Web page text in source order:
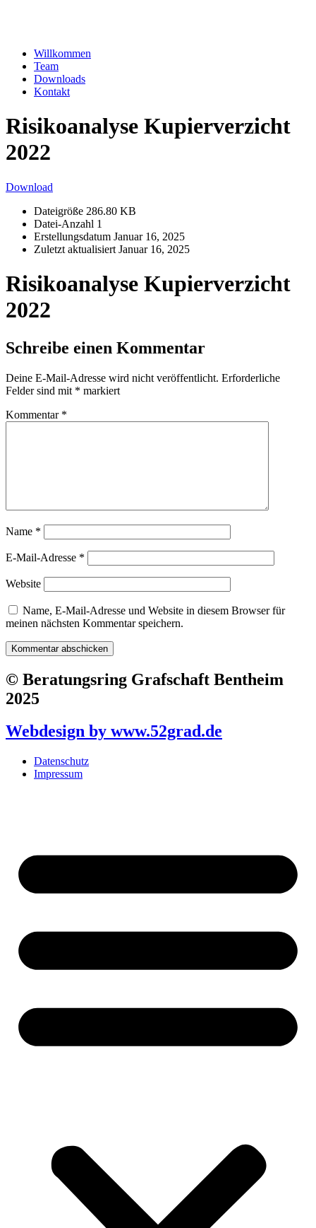
Willkommen
Team
Downloads
Kontakt
Risikoanalyse Kupierverzicht
2022
Download
Dateigröße 286.80 KB
Datei-Anzahl 1
Erstellungsdatum Januar 16, 2025
Zuletzt aktualisiert Januar 16, 2025
Risikoanalyse Kupierverzicht
2022
Schreibe einen Kommentar
Deine E-Mail-Adresse wird nicht veröffentlicht. Erforderliche
Felder sind mit * markiert
Kommentar *
Name *
E-Mail-Adresse *
Website
Name, E-Mail-Adresse und Website in diesem Browser für
meinen nächsten Kommentar speichern.
© Beratungsring Grafschaft Bentheim
2025
Webdesign by www.52grad.de
Datenschutz
Impressum